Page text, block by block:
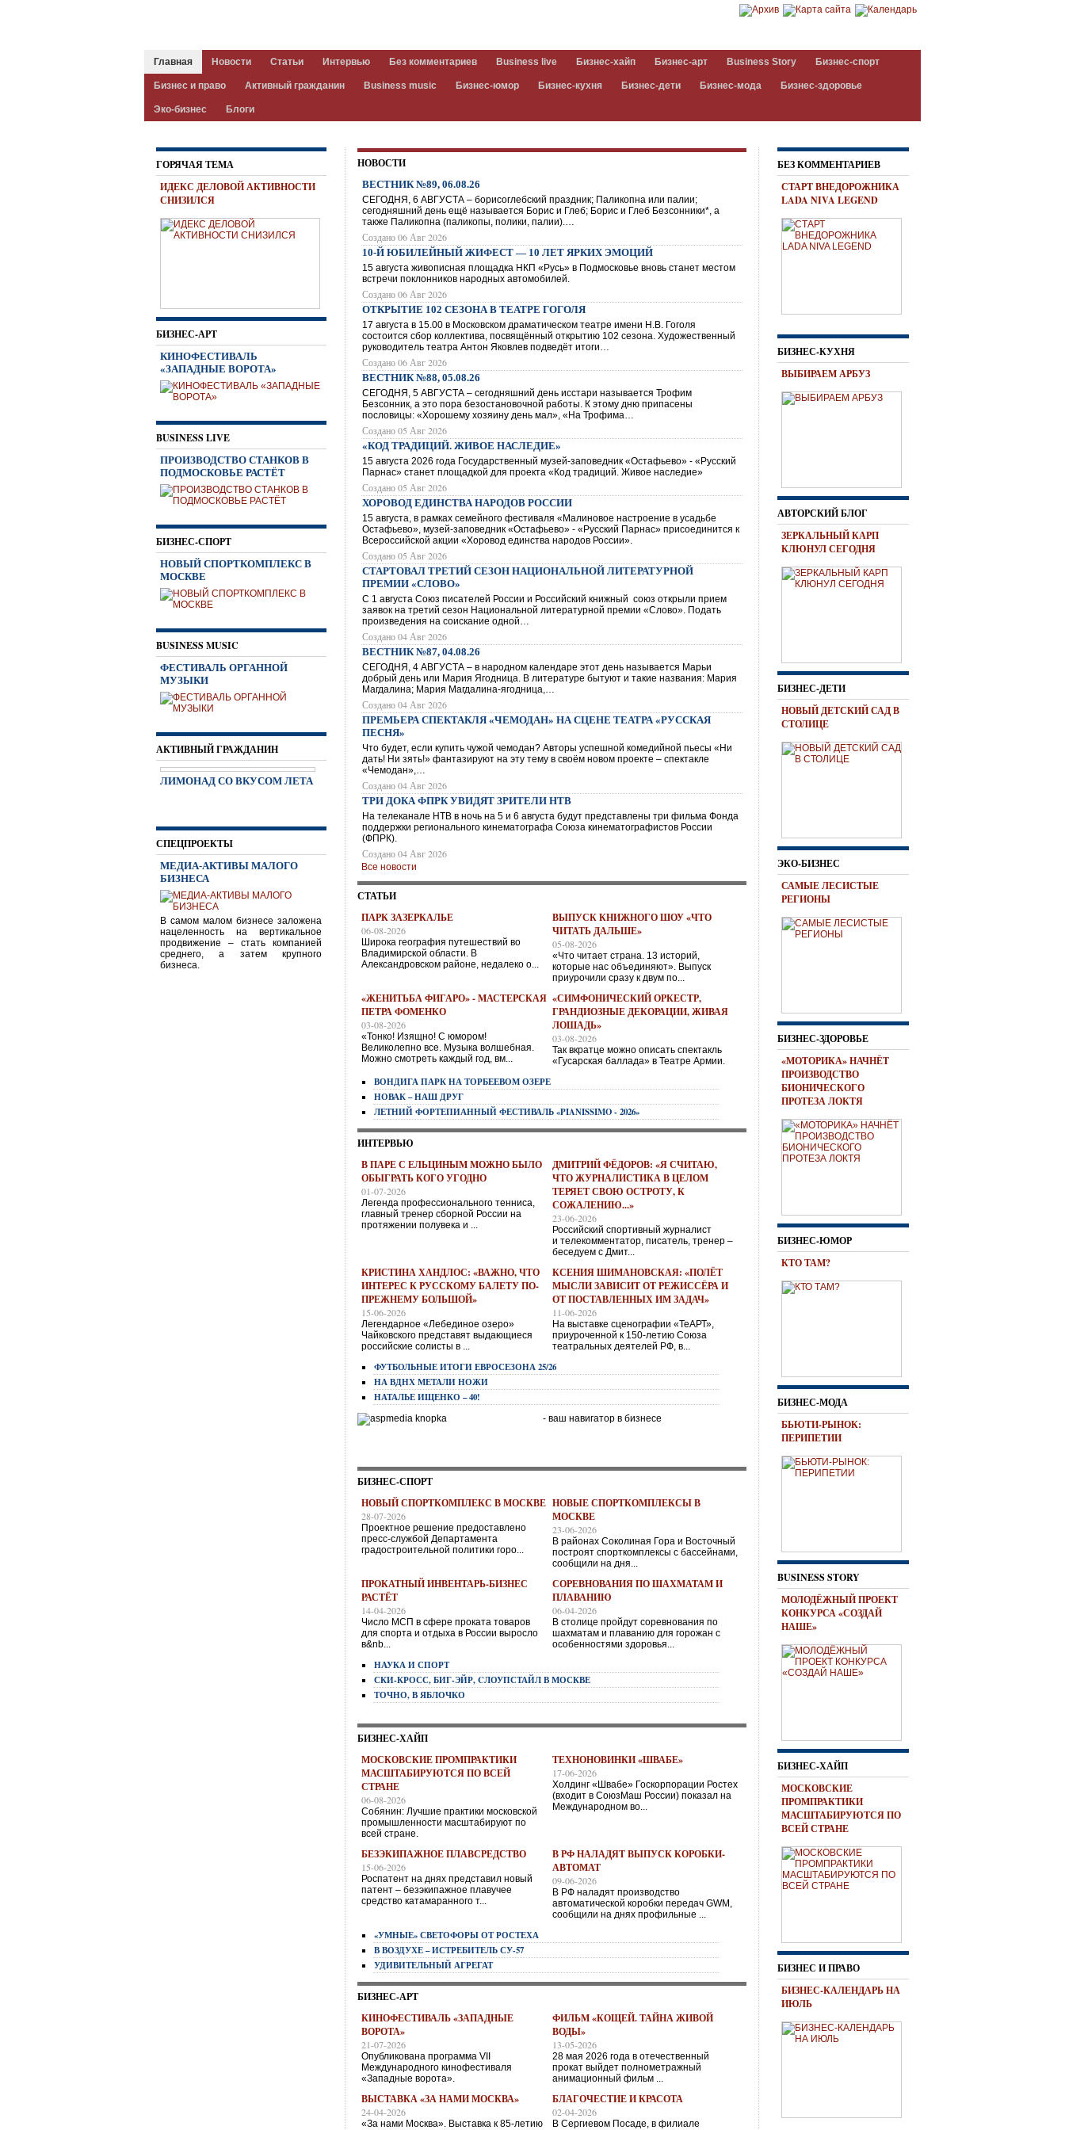
Главная Новости Статьи Интервью Без комментариев Business live Бизнес-хайп Бизнес-арт Business Story Бизнес-спорт
Бизнес и право Активный гражданин Business music Бизнес-юмор Бизнес-кухня Бизнес-дети Бизнес-мода Бизнес-здоровье
Эко-бизнес Блоги
НОВОСТИ
ВЕСТНИК №89, 06.08.26
СЕГОДНЯ, 6 АВГУСТА – борисоглебский праздник; Паликопна или палии;
сегодняшний день ещё называется Борис и Глеб; Борис и Глеб Безсонники*, а
также Паликопна (паликопы, полики, палии).…
Создано 06 Авг 2026
10-Й ЮБИЛЕЙНЫЙ ЖИФЕСТ — 10 ЛЕТ ЯРКИХ ЭМОЦИЙ
15 августа живописная площадка НКП «Русь» в Подмосковье вновь станет местом
встречи поклонников народных автомобилей.
Создано 06 Авг 2026
ОТКРЫТИЕ 102 СЕЗОНА В ТЕАТРЕ ГОГОЛЯ
17 августа в 15.00 в Московском драматическом театре имени Н.В. Гоголя
состоится сбор коллектива, посвящённый открытию 102 сезона. Художественный
руководитель театра Антон Яковлев подведёт итоги…
Создано 06 Авг 2026
ВЕСТНИК №88, 05.08.26
СЕГОДНЯ, 5 АВГУСТА – сегодняшний день исстари называется Трофим
Безсонник, а это пора безостановочной работы. К этому дню припасены
пословицы: «Хорошему хозяину день мал», «На Трофима…
Создано 05 Авг 2026
«КОД ТРАДИЦИЙ. ЖИВОЕ НАСЛЕДИЕ»
15 августа 2026 года Государственный музей-заповедник «Остафьево» - «Русский
Парнас» станет площадкой для проекта «Код традиций. Живое наследие»
Создано 05 Авг 2026
ХОРОВОД ЕДИНСТВА НАРОДОВ РОССИИ
15 августа, в рамках семейного фестиваля «Малиновое настроение в усадьбе
Остафьево», музей-заповедник «Остафьево» - «Русский Парнас» присоединится к
Всероссийской акции «Хоровод единства народов России».
Создано 05 Авг 2026
СТАРТОВАЛ ТРЕТИЙ СЕЗОН НАЦИОНАЛЬНОЙ ЛИТЕРАТУРНОЙ
ПРЕМИИ «СЛОВО»
С 1 августа Союз писателей России и Российский книжный союз открыли прием
заявок на третий сезон Национальной литературной премии «Слово». Подать
произведения на соискание одной…
Создано 04 Авг 2026
ВЕСТНИК №87, 04.08.26
СЕГОДНЯ, 4 АВГУСТА – в народном календаре этот день называется Марьи
добрый день или Мария Ягодница. В литературе бытуют и такие названия: Мария
Магдалина; Мария Магдалина-ягодница,…
Создано 04 Авг 2026
ПРЕМЬЕРА СПЕКТАКЛЯ «ЧЕМОДАН» НА СЦЕНЕ ТЕАТРА «РУССКАЯ
ПЕСНЯ»
Что будет, если купить чужой чемодан? Авторы успешной комедийной пьесы «Ни
дать! Ни зять!» фантазируют на эту тему в своём новом проекте – спектакле
«Чемодан»,…
Создано 04 Авг 2026
ТРИ ДОКА ФПРК УВИДЯТ ЗРИТЕЛИ НТВ
На телеканале НТВ в ночь на 5 и 6 августа будут представлены три фильма Фонда
поддержки регионального кинематографа Союза кинематографистов России
(ФПРК).
Создано 04 Авг 2026
Все новости
СТАТЬИ
ПАРК ЗАЗЕРКАЛЬЕ
06-08-2026
Широка география путешествий во
Владимирской области. В
Александровском районе, недалеко о...
ВЫПУСК КНИЖНОГО ШОУ «ЧТО
ЧИТАТЬ ДАЛЬШЕ»
05-08-2026
«Что читает страна. 13 историй,
которые нас объединяют». Выпуск
приурочили сразу к двум по...
«ЖЕНИТЬБА ФИГАРО» - МАСТЕРСКАЯ
ПЕТРА ФОМЕНКО
03-08-2026
«Тонко! Изящно! С юмором!
Великолепно все. Музыка волшебная.
Можно смотреть каждый год, вм...
«СИМФОНИЧЕСКИЙ ОРКЕСТР,
ГРАНДИОЗНЫЕ ДЕКОРАЦИИ, ЖИВАЯ
ЛОШАДЬ»
03-08-2026
Так вкратце можно описать спектакль
«Гусарская баллада» в Театре Армии.
ВОНДИГА ПАРК НА ТОРБЕЕВОМ ОЗЕРЕ
НОВАК – НАШ ДРУГ
ЛЕТНИЙ ФОРТЕПИАННЫЙ ФЕСТИВАЛЬ «PIANISSIMO - 2026»
ИНТЕРВЬЮ
В ПАРЕ С ЕЛЬЦИНЫМ МОЖНО БЫЛО
ОБЫГРАТЬ КОГО УГОДНО
01-07-2026
Легенда профессионального тенниса,
главный тренер сборной России на
протяжении полувека и ...
ДМИТРИЙ ФЁДОРОВ: «Я СЧИТАЮ,
ЧТО ЖУРНАЛИСТИКА В ЦЕЛОМ
ТЕРЯЕТ СВОЮ ОСТРОТУ, К
СОЖАЛЕНИЮ...»
23-06-2026
Российский спортивный журналист
и телекомментатор, писатель, тренер –
беседуем с Дмит...
КРИСТИНА ХАНДЛОС: «ВАЖНО, ЧТО
ИНТЕРЕС К РУССКОМУ БАЛЕТУ ПО-
ПРЕЖНЕМУ БОЛЬШОЙ»
15-06-2026
Легендарное «Лебединое озеро»
Чайковского представят выдающиеся
российские солисты в ...
КСЕНИЯ ШИМАНОВСКАЯ: «ПОЛЁТ
МЫСЛИ ЗАВИСИТ ОТ РЕЖИССЁРА И
ОТ ПОСТАВЛЕННЫХ ИМ ЗАДАЧ»
11-06-2026
На выставке сценографии «ТеАРТ»,
приуроченной к 150-летию Союза
театральных деятелей РФ, в...
ФУТБОЛЬНЫЕ ИТОГИ ЕВРОСЕЗОНА 25/26
НА ВДНХ МЕТАЛИ НОЖИ
НАТАЛЬЕ ИЩЕНКО – 40!
- ваш навигатор в бизнесе
БИЗНЕС-СПОРТ
НОВЫЙ СПОРТКОМПЛЕКС В МОСКВЕ
28-07-2026
Проектное решение предоставлено
пресс-службой Департамента
градостроительной политики горо...
НОВЫЕ СПОРТКОМПЛЕКСЫ В
МОСКВЕ
23-06-2026
В районах Соколиная Гора и Восточный
построят спорткомплексы с бассейнами,
сообщили на дня...
ПРОКАТНЫЙ ИНВЕНТАРЬ-БИЗНЕС
РАСТЁТ
14-04-2026
Число МСП в сфере проката товаров
для спорта и отдыха в России выросло
в&nb...
СОРЕВНОВАНИЯ ПО ШАХМАТАМ И
ПЛАВАНИЮ
06-04-2026
В столице пройдут соревнования по
шахматам и плаванию для горожан с
особенностями здоровья...
НАУКА И СПОРТ
СКИ-КРОСС, БИГ-ЭЙР, CЛОУПСТАЙЛ В МОСКВЕ
ТОЧНО, В ЯБЛОЧКО
БИЗНЕС-ХАЙП
МОСКОВСКИЕ ПРОМПРАКТИКИ
МАСШТАБИРУЮТСЯ ПО ВСЕЙ
СТРАНЕ
06-08-2026
Собянин: Лучшие практики московской
промышленности масштабируют по
всей стране.
ТЕХНОНОВИНКИ «ШВАБЕ»
17-06-2026
Холдинг «Швабе» Госкорпорации Ростех
(входит в СоюзМаш России) показал на
Международном во...
БЕЗЭКИПАЖНОЕ ПЛАВСРЕДСТВО
15-06-2026
Роспатент на днях представил новый
патент – безэкипажное плавучее
средство катамаранного т...
В РФ НАЛАДЯТ ВЫПУСК КОРОБКИ-
АВТОМАТ
09-06-2026
В РФ наладят производство
автоматической коробки передач GWM,
сообщили на днях профильные ...
«УМНЫЕ» СВЕТОФОРЫ ОТ РОСТЕХА
В ВОЗДУХЕ – ИСТРЕБИТЕЛЬ СУ-57
УДИВИТЕЛЬНЫЙ АГРЕГАТ
БИЗНЕС-АРТ
КИНОФЕСТИВАЛЬ «ЗАПАДНЫЕ
ВОРОТА»
21-07-2026
Опубликована программа VII
Международного кинофестиваля
«Западные ворота».
ФИЛЬМ «КОЩЕЙ. ТАЙНА ЖИВОЙ
ВОДЫ»
13-05-2026
28 мая 2026 года в отечественный
прокат выйдет полнометражный
анимационный фильм ...
ВЫСТАВКА «ЗА НАМИ МОСКВА»
24-04-2026
«За нами Москва». Выставка к 85-летию
БЛАГОЧЕСТИЕ И КРАСОТА
02-04-2026
В Сергиевом Посаде, в филиале
ГОРЯЧАЯ ТЕМА
ИДЕКС ДЕЛОВОЙ АКТИВНОСТИ
СНИЗИЛСЯ
БИЗНЕС-АРТ
КИНОФЕСТИВАЛЬ
«ЗАПАДНЫЕ ВОРОТА»
BUSINESS LIVE
ПРОИЗВОДСТВО СТАНКОВ В
ПОДМОСКОВЬЕ РАСТЁТ
БИЗНЕС-СПОРТ
НОВЫЙ СПОРТКОМПЛЕКС В
МОСКВЕ
BUSINESS MUSIC
ФЕСТИВАЛЬ ОРГАННОЙ
МУЗЫКИ
АКТИВНЫЙ ГРАЖДАНИН
ЛИМОНАД СО ВКУСОМ ЛЕТА
СПЕЦПРОЕКТЫ
МЕДИА-АКТИВЫ МАЛОГО
БИЗНЕСА
В самом малом бизнесе заложена
нацеленность на вертикальное
продвижение – стать компанией
среднего, а затем крупного
бизнеса.
БЕЗ КОММЕНТАРИЕВ
СТАРТ ВНЕДОРОЖНИКА
LADA NIVA LEGEND
БИЗНЕС-КУХНЯ
ВЫБИРАЕМ АРБУЗ
АВТОРСКИЙ БЛОГ
ЗЕРКАЛЬНЫЙ КАРП
КЛЮНУЛ СЕГОДНЯ
БИЗНЕС-ДЕТИ
НОВЫЙ ДЕТСКИЙ САД В
СТОЛИЦЕ
ЭКО-БИЗНЕС
САМЫЕ ЛЕСИСТЫЕ
РЕГИОНЫ
БИЗНЕС-ЗДОРОВЬЕ
«МОТОРИКА» НАЧНЁТ
ПРОИЗВОДСТВО
БИОНИЧЕСКОГО
ПРОТЕЗА ЛОКТЯ
БИЗНЕС-ЮМОР
КТО ТАМ?
БИЗНЕС-МОДА
БЬЮТИ-РЫНОК:
ПЕРИПЕТИИ
BUSINESS STORY
МОЛОДЁЖНЫЙ ПРОЕКТ
КОНКУРСА «СОЗДАЙ
НАШЕ»
БИЗНЕС-ХАЙП
МОСКОВСКИЕ
ПРОМПРАКТИКИ
МАСШТАБИРУЮТСЯ ПО
ВСЕЙ СТРАНЕ
БИЗНЕС И ПРАВО
БИЗНЕС-КАЛЕНДАРЬ НА
ИЮЛЬ